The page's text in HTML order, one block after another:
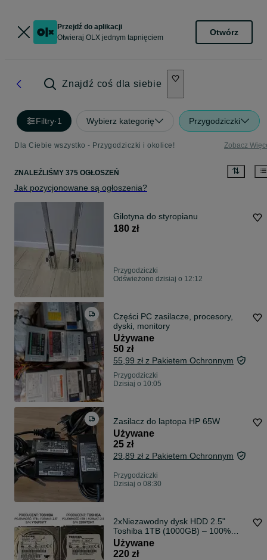
Przejdź do aplikacji
Otwieraj OLX jednym tapnięciem
Otwórz
Znajdź coś dla siebie
Filtry·1 Wybierz kategorię Przygodziczki
Dla Ciebie wszystko - Przygodziczki i okolice! Zobacz
ZNALEŹLIŚMY 375 OGŁOSZEŃ
Jak pozycjonowane są ogłoszenia?
Gilotyna do styropianu
180 zł
Przygodziczki
Odświeżono dzisiaj o 12:12
Części PC zasilacze, procesory,
dyski, monitory
Używane
50 zł
55,99 zł z Pakietem Ochronnym
Przygodziczki
Dzisiaj o 10:05
Zasilacz do laptopa HP 65W
Używane
25 zł
29,89 zł z Pakietem Ochronnym
Przygodziczki
Dzisiaj o 08:30
2xNiezawodny dysk HDD 2.5"
Toshiba 1TB (1000GB) – 100%
sprawny
Używane
220 zł